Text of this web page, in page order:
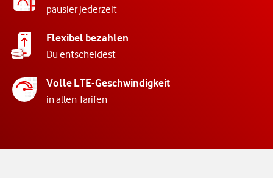
pausier jederzeit
Flexibel bezahlen
Du entscheidest
Volle LTE-Geschwindigkeit
in allen Tarifen